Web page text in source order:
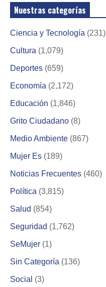
Nuestras categorías
Ciencia y Tecnología (231)
Cultura (1,079)
Deportes (659)
Economía (2,172)
Educación (1,846)
Grito Ciudadano (8)
Medio Ambiente (867)
Mujer Es (189)
Noticias Frecuentes (460)
Política (3,815)
Salud (854)
Seguridad (1,762)
SeMujer (1)
Sin Categoría (136)
Social (3)